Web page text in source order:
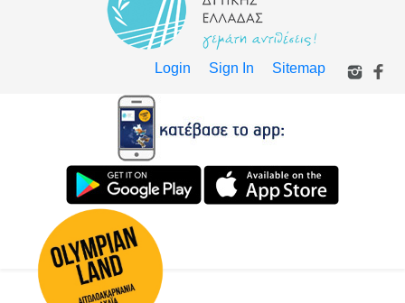
Login Sign In Sitemap